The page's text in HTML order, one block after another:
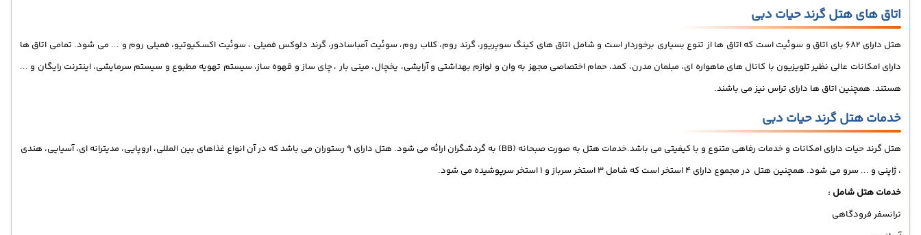
اتاق های هتل گرند حیات دبی
هتل دارای 682 بای اتاق و سوئیت است که اتاق ها از تنوع بسیاری برخوردار است و شامل اتاق های کینگ سوپریور، گرند روم، کلاب روم، سوئیت آمباسادور، گرند دلوکس فمیلی ، سوئیت اکسکیوتیو، فمیلی روم و ... می شود. تمامی اتاق ها
دارای امکانات عالی نظیرتلویزیون با کانال های ماهواره ای، مبلمان مدرن، کمد، حمام اختصاصی مجهز به وان و لوازم بهداشتی و آرایشی، یخچال، مینی بار ، چای ساز و قهوه ساز، سیستم تهویه مطبوع و سیستم سرمایشی، اینترنت رایگان و ...
هستند. همچنین اتاق ها دارای تراس نیز می باشند.
خدمات هتل گرند حیات دبی
هتل گرند حیات دارای امکانات و خدمات رفاهی متنوع و با کیفیتی می باشد.
خدمات هتل به صورت صبحانه (BB) به گردشگران ارائه می شود. هتل دارای 9 رستوران می باشد که در آن انواع غذاهای بین المللی، اروپایی، مدیترانه ای، آسیایی، هندی
، ژاپنی و ... سرو می شود. همچنین هتل در مجموع دارای 4 استخر است که شامل 3 استخر سرباز و 1 استخر سرپوشیده می شود.
خدمات هتل شامل :
ترانسفر فرودگاهی